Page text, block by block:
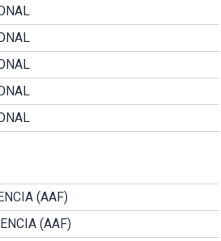
(AAF)
(AAF)